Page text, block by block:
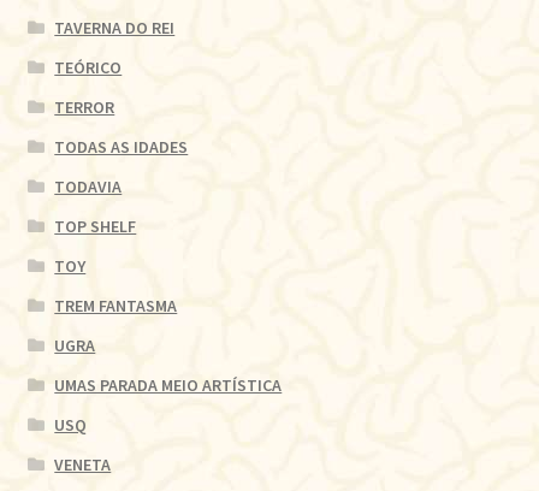
TAVERNA DO REI
TEÓRICO
TERROR
TODAS AS IDADES
TODAVIA
TOP SHELF
TOY
TREM FANTASMA
UGRA
UMAS PARADA MEIO ARTÍSTICA
USQ
VENETA